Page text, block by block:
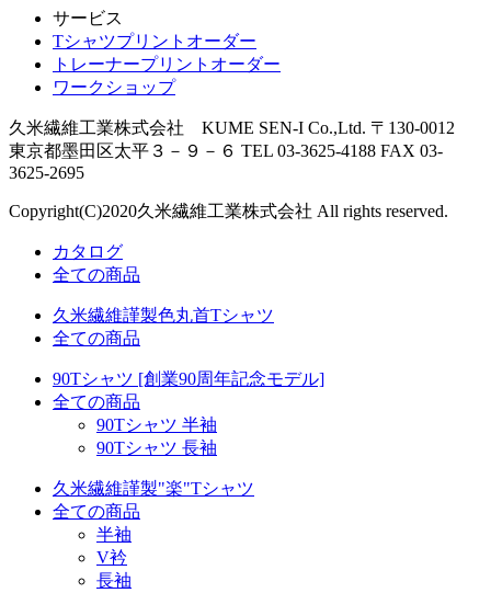
サービス
Tシャツプリントオーダー
トレーナープリントオーダー
ワークショップ
久米繊維工業株式会社 KUME SEN-I Co.,Ltd. 〒130-0012
東京都墨田区太平３－９－６ TEL 03-3625-4188 FAX 03-
3625-2695
Copyright(C)2020久米繊維工業株式会社 All rights reserved.
カタログ
全ての商品
久米繊維謹製色丸首Tシャツ
全ての商品
90Tシャツ [創業90周年記念モデル]
全ての商品
90Tシャツ 半袖
90Tシャツ 長袖
久米繊維謹製"楽"Tシャツ
全ての商品
半袖
V衿
長袖